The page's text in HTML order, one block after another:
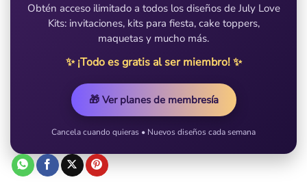
Obtén acceso ilimitado a todos los diseños de July Love
Kits: invitaciones, kits para fiesta, cake toppers,
maquetas y mucho más.
✨ ¡Todo es gratis al ser miembro! ✨
🎁 Ver planes de membresía
Cancela cuando quieras • Nuevos diseños cada semana